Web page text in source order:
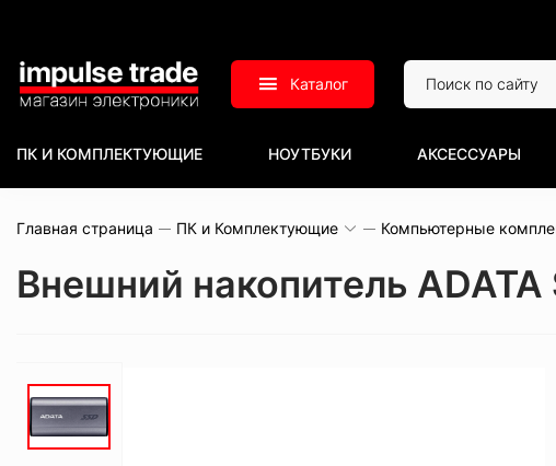
Каталог
ПК И КОМПЛЕКТУЮЩИЕ НОУТБУКИ АКСЕССУАРЫ
Главная страница ПК и Комплектующие Компьютерные
Внешний накопитель